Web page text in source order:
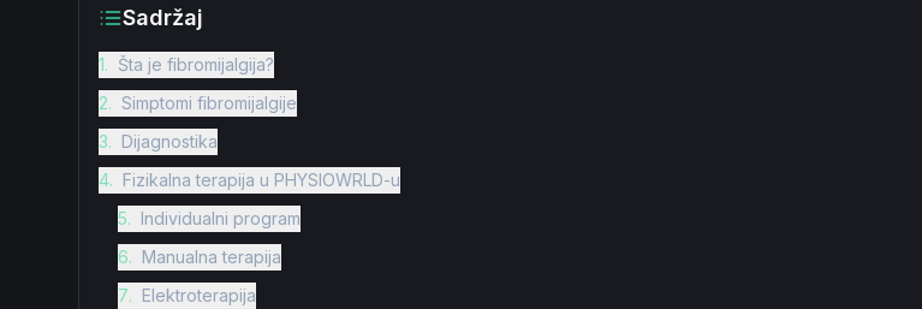
Sadržaj
1. Šta je fibromijalgija?
2. Simptomi fibromijalgije
3. Dijagnostika
4. Fizikalna terapija u PHYSIOWRLD-u
5. Individualni program
6. Manualna terapija
7. Elektroterapija